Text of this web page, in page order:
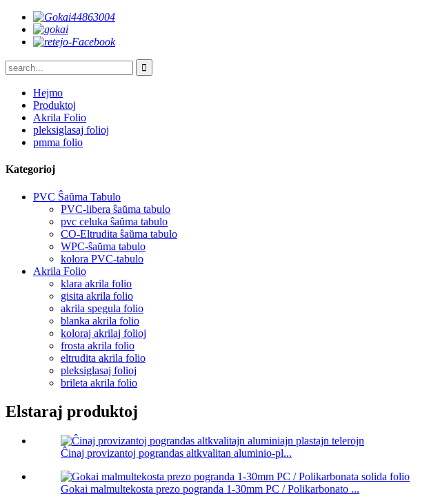
Hejmo
Produktoj
Akrila Folio
pleksiglasaj folioj
pmma folio
Kategorioj
PVC Ŝaŭma Tabulo
PVC-libera ŝaŭma tabulo
pvc celuka ŝaŭma tabulo
CO-Eltrudita ŝaŭma tabulo
WPC-ŝaŭma tabulo
kolora PVC-tabulo
Akrila Folio
klara akrila folio
gisita akrila folio
akrila spegula folio
blanka akrila folio
koloraj akrilaj folioj
frosta akrila folio
eltrudita akrila folio
pleksiglasaj folioj
brileta akrila folio
Elstaraj produktoj
Ĉinaj provizantoj pograndas altkvalitan aluminio-pl...
Gokai malmultekosta prezo pogranda 1-30mm PC / Polikarbonato ...